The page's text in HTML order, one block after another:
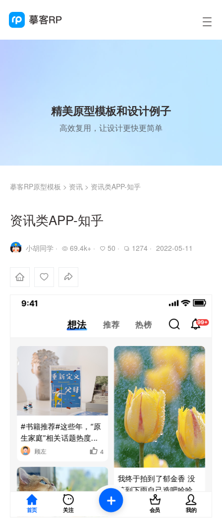
精美原型模板和设计例子
高效复用，让设计更快更简单
摹客RP原型模板 > 资讯 > 资讯类APP-知乎
资讯类APP-知乎
小胡同学 · 69.4k+ · 50 · 1274 · 2022-05-11